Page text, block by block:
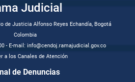
Judicial
de Justicia Alfonso Reyes Echandía, Bogotá
Colombia
- E-mail: info@cendoj.ramajudicial.gov.co
a los Canales de Atención
de Denuncias